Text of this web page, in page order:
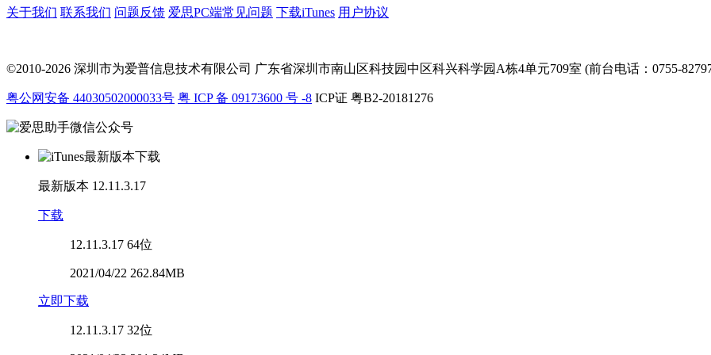
关于我们 联系我们 问题反馈 爱思PC端常见问题 下载iTunes 用户协议
©2010-2026 深圳市为爱普信息技术有限公司 广东省深圳市南山区科技园中区科兴科学园A栋4单元709室 (前台电话：0755-
粤公网安备 44030502000033号 粤 ICP 备 09173600 号 -8 ICP证 粤B2-20181276
最新版本 12.11.3.17
下载
12.11.3.17 64位
2021/04/22 262.84MB
立即下载
12.11.3.17 32位